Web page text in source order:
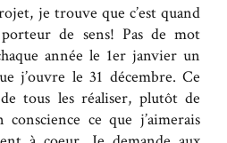
je trouve que c’est quand
de sens! Pas de mot
année le 1er janvier un
j’ouvre le 31 décembre. Ce
tous les réaliser, plutôt de
ce que j’aimerais